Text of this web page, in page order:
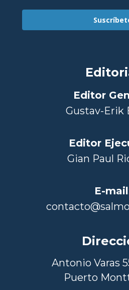
Editor
Gustav-Erik
Editor
Gian Paul
E-mail
Antonio Varas
Puerto